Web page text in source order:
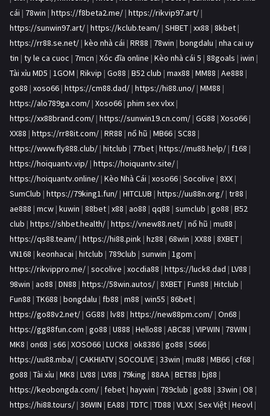
cái | 78win | https://f8beta2.me/ | https://rikvip97.art/ |
https://sunwin97.art/ | https://kclub.team/ | SHBET | xx88 | 8kbet |
https://rr88.se.net/ | kèo nhà cái | RR88 | 78win | bongdalu | nha cai uy
tin | ty le ca cuoc | 7mcn | Xóc đĩa online | Kèo nhà cái 5 | 88goals | iwin |
Tài xỉu MD5 | 1GOM | Rikvip | Go88 | B52 club | max88 | MM88 | Ae888 |
go88 | xoso66 | https://cm88.dad/ | https://hi88.uno/ | MM88 |
https://alo789ga.com/ | Xoso66 | phim sex vlxx |
https://xx88brand.com/ | https://sunwin19.cn.com/ | GG88 | Xoso66 |
XX88 | https://rr88it.com/ | RR88 | nổ hũ | MB66 | SC88 |
https://www.fly888.club/ | hitclub | 77bet | https://mu88.help/ | f168 |
https://hoiquantv.vip/ | https://hoiquantv.site/ |
https://hoiquantv.online/ | Kèo Nhà Cái | xoso66 | Socolive | 8XX |
SumClub | https://79king1.fun/ | HITCLUB | https://uu88n.org/ | tr88 |
ae888 | mcw | kuwin | 88bet | x88 | ao88 | qq88 | sumclub | go88 | B52
club | https://shbet.health/ | https://vnew88.net/ | nổ hũ | mu88 |
https://qs88.team/ | https://hi88.pink | hz88 | 68win | XX88 | 8XBET |
VN168 | keonhacai | hitclub | 789club | sunwin | 1gom |
https://rikvippro.me/ | socolive | xocdia88 | https://luck8.dad | LV88 |
98win | ao88 | DN88 | https://58win.autos/ | 8XBET | Fun88 | Hitclub |
Fun88 | TK688 | bongdalu | fb88 | m88 | win55 | 86bet |
https://go88v2.net/ | GG88 | lv88 | https://new88pm.com/ | On68 |
https://gg88fun.com | go88 | U888 | Hello88 | ABC88 | VIPWIN | 78WIN |
MK8 | on68 | s66 | XOSO66 | LUCK8 | ok8386 | go88 | S666 |
https://uu88.mba/ | CAKHIATV | SOCOLIVE | 33win | mu88 | MB66 | cf68 |
go88 | Tài xỉu | MK8 | LV88 | LV88 | 79king | 88AA | BET88 | bj88 |
https://keobongda.com/ | febet | haywin | 789club | go88 | 33win | O8 |
https://hi88.tours/ | 36WIN | EA88 | TDTC | TD88 | VLXX | Sex Việt | Heovl |